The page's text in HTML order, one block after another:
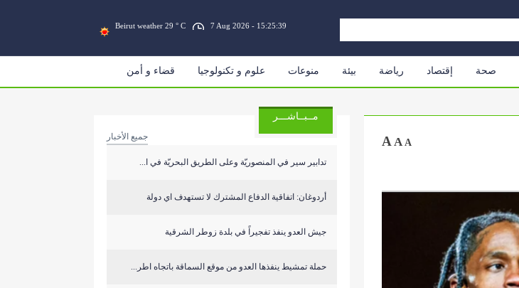
Beirut weather 29 ° C 7 Aug 2026 - 15:25:39
صحة إقتصاد رياضة بيئة منوعات علوم و تكنولوجيا قضاء و أمن
A A A
مــبــاشـــر
جميع الأخبار
تدابير سير في المنصوريّة وعلى الطريق البحريّة في ا...
أردوغان: اتفاقية الدفاع المشترك لا تستهدف اي دولة
جيش العدو ينفذ تفجيراً في بلدة زوطر الشرقية
حملة تمشيط ينفذها العدو من موقع السماقة باتجاه اطر...